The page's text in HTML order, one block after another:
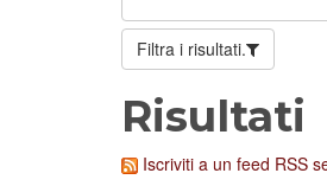
Filtra i risultati.
Risultati
Iscriviti a un feed RSS